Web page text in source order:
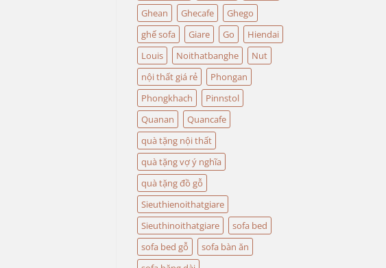
Ghean
Ghecafe
Ghego
ghế sofa
Giare Go
Hiendai
Louis
Noithatbanghe
Nut
nội thất giá rẻ
Phongan
Phongkhach
Pinnstol
Quanan
Quancafe
quà tặng nội thất
quà tặng vợ ý nghĩa
quà tặng đồ gỗ
Sieuthienoithatgiare
Sieuthinoithatgiare
sofa bed
sofa bed gỗ
sofa bàn ăn